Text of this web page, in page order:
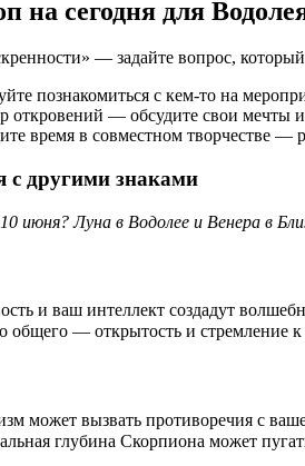
на сегодня для
— задайте вопрос,
познакомиться с кем-то на
откровений — обсудите свои мечты
время в совместном творчестве —
с другими знаками
июня? Луна в Водолее и Венера в
и ваш интеллект создадут
общего — открытость и стремление
может вызвать противоречия с
глубина Скорпиона может